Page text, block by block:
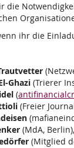
die
ihr die
Ghazi (Trierer
(
(Freier
(MdA, Berlin),
(Mitglied